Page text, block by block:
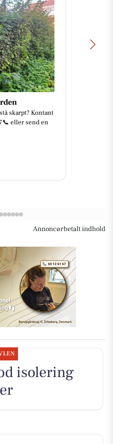
skarpt? Kontant
eller send en
Annoncørbetalt indhold
isolering